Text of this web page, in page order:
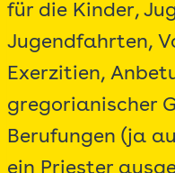
für die Kinder,
Jugendfahrten,
Exerzitien,
gregorianischer
Berufungen (ja
ein Priester